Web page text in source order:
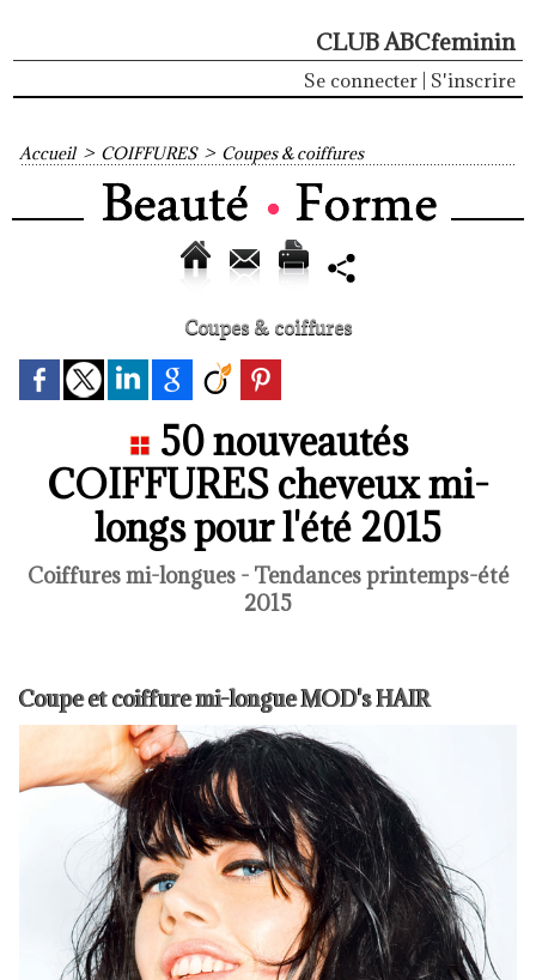
CLUB ABCfeminin
Se connecter S'inscrire
Accueil > COIFFURES > Coupes & coiffures
Coupes & coiffures
50 nouveautés
COIFFURES cheveux mi-
longs pour l'été 2015
Coiffures mi-longues - Tendances printemps-été
2015
Coupe et coiffure mi-longue MOD's HAIR